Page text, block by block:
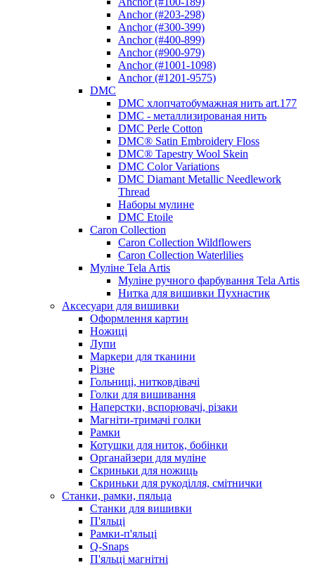
Anchor (#203-298)
Anchor (#300-399)
Anchor (#400-899)
Anchor (#900-979)
Anchor (#1001-1098)
Anchor (#1201-9575)
DMC
DMC хлопчатобумажная нить art.177
DMC - металлизированая нить
DMC Perle Cotton
DMC® Satin Embroidery Floss
DMC® Tapestry Wool Skein
DMC Color Variations
DMC Diamant Metallic Needlework
Thread
Наборы мулине
DMC Etoile
Caron Collection
Caron Collection Wildflowers
Caron Collection Waterlilies
Муліне Tela Artis
Муліне ручного фарбування Tela Artis
Нитка для вишивки Пухнастик
Аксесуари для вишивки
Оформлення картин
Ножиці
Лупи
Маркери для тканини
Різне
Гольниці, нитковдівачі
Голки для вишивання
Наперстки, вспорювачі, різаки
Магніти-тримачі голки
Рамки
Котушки для ниток, бобінки
Органайзери для муліне
Скриньки для ножиць
Скриньки для рукоділля, смітнички
Станки, рамки, пяльца
Станки для вишивки
П'яльці
Рамки-п'яльці
Q-Snaps
П'яльці магнітні